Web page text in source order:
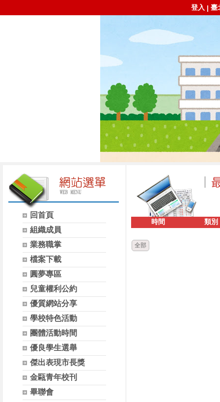
登入 | 臺
回首頁
組織成員
業務職掌
檔案下載
圓夢專區
兒童權利公約
優質網站分享
學校特色活動
團體活動時間
優良學生選舉
傑出表現市長獎
金甌青年校刊
畢聯會
時間 類別
全部